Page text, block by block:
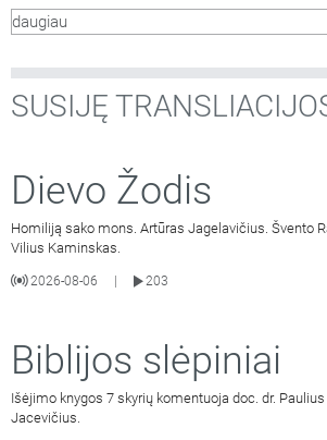
daugiau
SUSIJĘ
Dievo Žodis
Homiliją sako mons. Artūras Jagelavičius. Švento
Vilius Kaminskas.
2026-08-06
203
Biblijos slėpiniai
Išėjimo knygos 7 skyrių komentuoja doc. dr. Paulius
Jacevičius.